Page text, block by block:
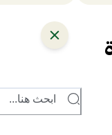
ابحث هنا...